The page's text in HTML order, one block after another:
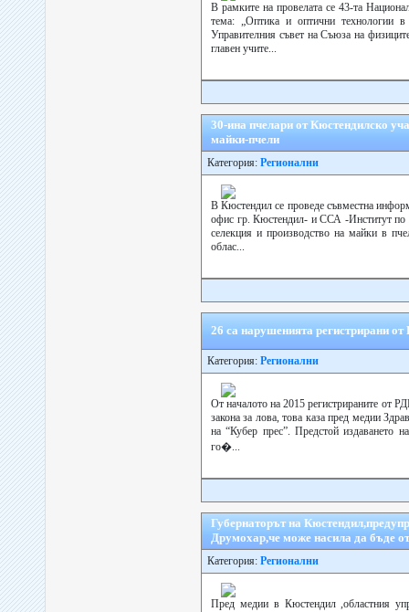
В рамките на провелата се 43-та
тема: „Оптика и оптични технологии
Управителния съвет на Съюза на
главен учите...
30-ина пчелари от Кюстендилско
майки-пчели
Категория: Регионални
В Кюстендил се проведе съвместна
офис гр. Кюстендил- и ССА -Институт по
селекция и производство на майки в
облас...
26 са нарушенията регистрирани
Категория: Регионални
От началото на 2015 регистрираните от
закона за лова, това каза пред медии
на “Кубер прес”. Предстой издаването
го�...
Губернаторът на
Друмохар,че може насила да бъде
Категория: Регионални
Пред медии в Кюстендил ,областния